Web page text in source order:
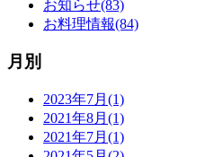
お知らせ(83)
お料理情報(84)
月別
2023年7月(1)
2021年8月(1)
2021年7月(1)